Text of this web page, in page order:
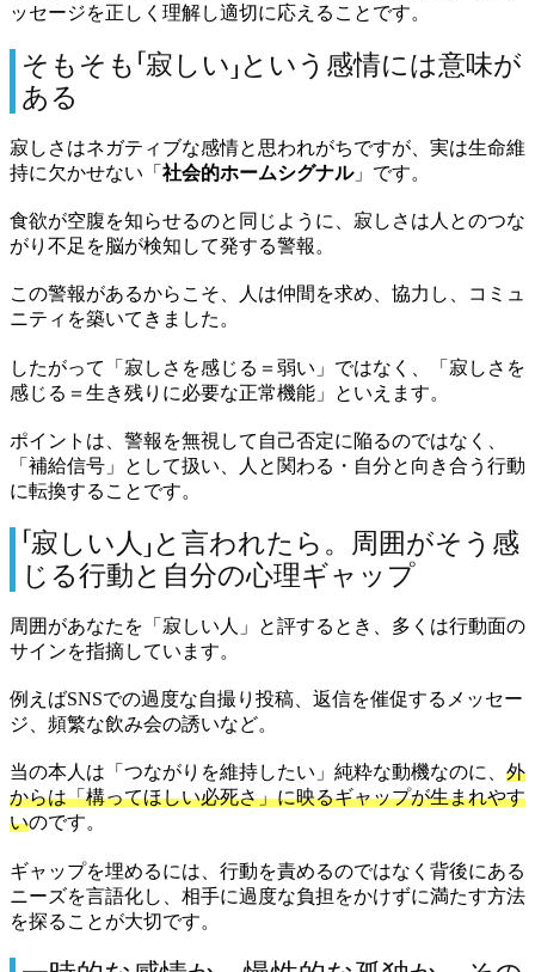
ッセージを正しく理解し適切に応えることです。
そもそも「寂しい」という感情には意味が
ある
寂しさはネガティブな感情と思われがちですが、実は生命維
持に欠かせない「 社会的ホームシグナル」です。
食欲が空腹を知らせるのと同じように、寂しさは人とのつな
がり不足を脳が検知して発する警報。
この警報があるからこそ、人は仲間を求め、協力し、コミュ
ニティを築いてきました。
したがって「寂しさを感じる＝弱い」ではなく、「寂しさを
感じる＝生き残りに必要な正常機能」といえます。
ポイントは、警報を無視して自己否定に陥るのではなく、
「補給信号」として扱い、人と関わる・自分と向き合う行動
に転換することです。
「寂しい人」と言われたら。周囲がそう感
じる行動と自分の心理ギャップ
周囲があなたを「寂しい人」と評するとき、多くは行動面の
サインを指摘しています。
例えばSNSでの過度な自撮り投稿、返信を催促するメッセー
ジ、頻繁な飲み会の誘いなど。
当の本人は「つながりを維持したい」純粋な動機なのに、 外
からは「構ってほしい必死さ」に映るギャップが生まれやす
いのです。
ギャップを埋めるには、行動を責めるのではなく背後にある
ニーズを言語化し、相手に過度な負担をかけずに満たす方法
を探ることが大切です。